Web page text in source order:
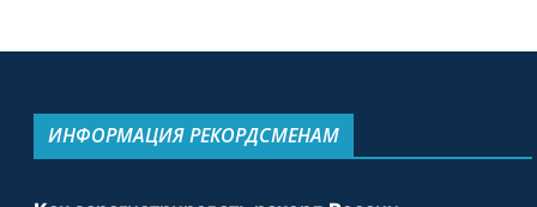
ИНФОРМАЦИЯ РЕКОРДСМЕНАМ